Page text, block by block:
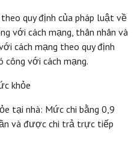
quy định của pháp luật về
với cách mạng, thân nhân và
cách mạng theo quy định
với cách mạng.
khỏe
tại nhà: Mức chi bằng 0,9
và được chi trả trực tiếp